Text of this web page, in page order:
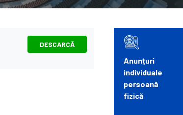
DESCARCĂ
Anunțuri
individuale
persoană
fizică